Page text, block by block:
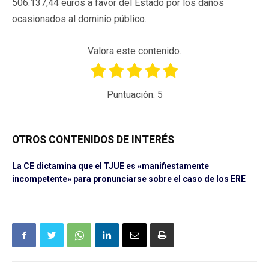
506.137,44 euros a favor del Estado por los daños
ocasionados al dominio público.
Valora este contenido.
Puntuación: 5
OTROS CONTENIDOS DE INTERÉS
La CE dictamina que el TJUE es «manifiestamente
incompetente» para pronunciarse sobre el caso de los ERE